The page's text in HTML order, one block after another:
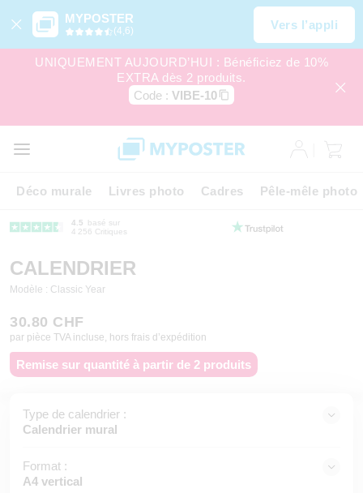
MYPOSTER
(4,6) Vers l’appli
UNIQUEMENT AUJOURD’HUI : Bénéficiez de 10%
EXTRA dès 2 produits.
Code : VIBE-10
Déco murale Livres photo Cadres Pêle-mêle photo
4.5
basé sur
4 256 Critiques
CALENDRIER
Modèle : Classic Year
30.80 CHF
par pièce TVA incluse, hors frais d’expédition
Remise sur quantité à partir de 2 produits
Type de calendrier :
Calendrier mural
Format :
A4 vertical